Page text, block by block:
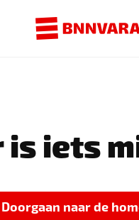
is iets
Doorgaan naar de